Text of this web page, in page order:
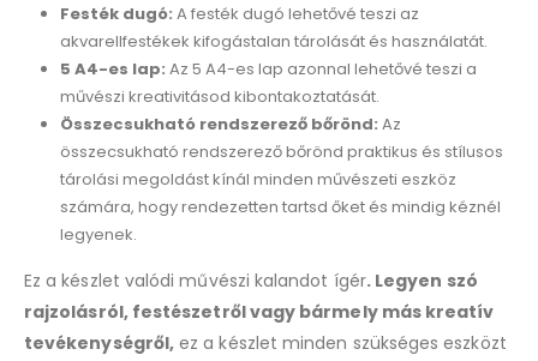
Festék dugó: A festék dugó lehetővé teszi az
akvarellfestékek kifogástalan tárolását és használatát.
5 A4-es lap: Az 5 A4-es lap azonnal lehetővé teszi a
művészi kreativitásod kibontakoztatását.
Összecsukható rendszerező bőrönd: Az
összecsukható rendszerező bőrönd praktikus és stílusos
tárolási megoldást kínál minden művészeti eszköz
számára, hogy rendezetten tartsd őket és mindig kéznél
legyenek.
Ez a készlet valódi művészi kalandot ígér. Legyen szó
rajzolásról, festészetről vagy bármely más kreatív
tevékenységről, ez a készlet minden szükséges eszközt